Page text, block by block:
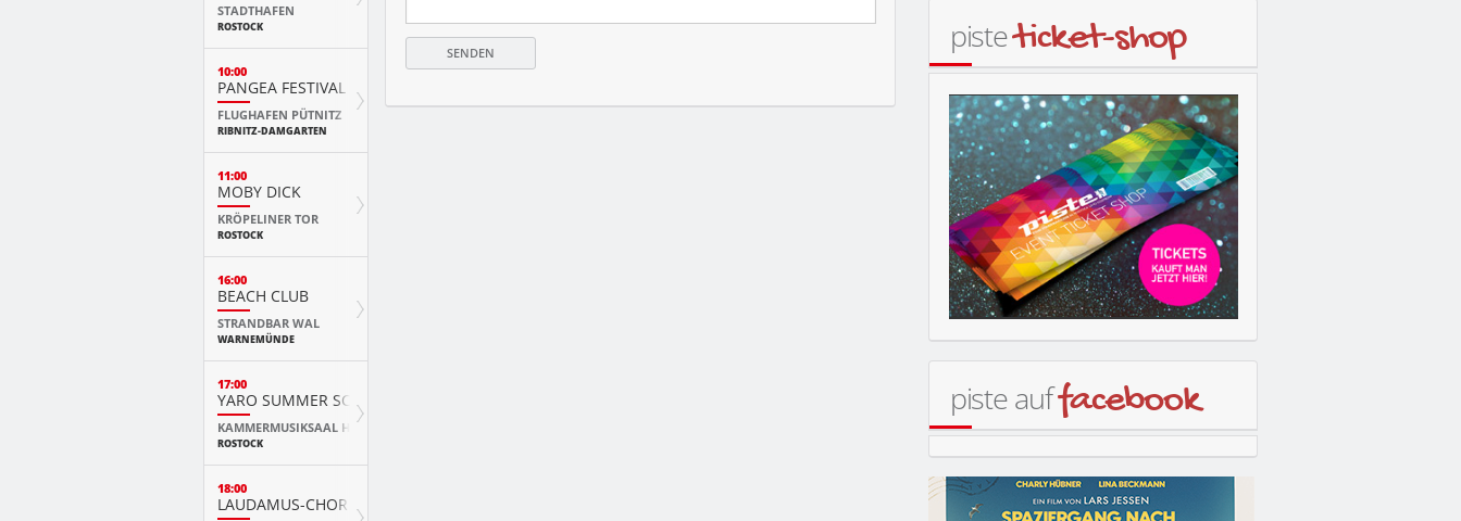
STADTHAFEN
ROSTOCK
10:00
PANGEA FESTIVAL
FLUGHAFEN PÜTNITZ
RIBNITZ-DAMGARTEN
11:00
MOBY DICK
KRÖPELINER TOR
ROSTOCK
16:00
BEACH CLUB
STRANDBAR WAL
WARNEMÜNDE
17:00
YARO SUMMER SCHOOL KURSKONZERT
KAMMERMUSIKSAAL HMT
ROSTOCK
18:00
LAUDAMUS-CHOR
pisteticket-shop
piste auffacebook